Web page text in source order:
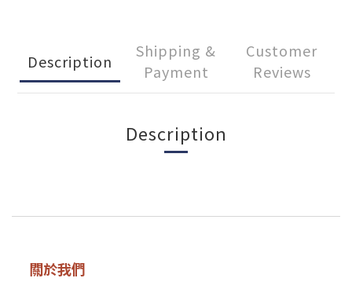
Description
Shipping &
Payment
Customer
Reviews
Description
關於我們